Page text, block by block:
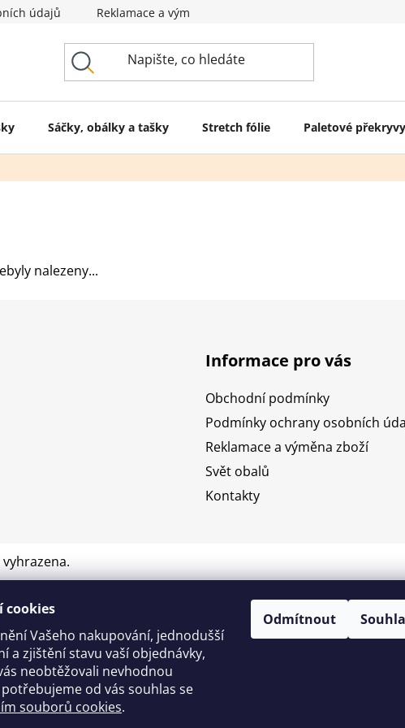
cookies
Vašeho nakupování, jednodušší
a zjištění stavu vaší objednávky,
neobtěžovali nevhodnou
od vás souhlas se
souborů cookies.
Odmítnout
údajů Reklamace a výměna zboží
Sáčky, obálky a tašky Stretch fólie Paletové překryvy
nalezeny...
Informace pro vás
Obchodní podmínky
Podmínky ochrany osobních
Reklamace a výměna zboží
Svět obalů
Kontakty